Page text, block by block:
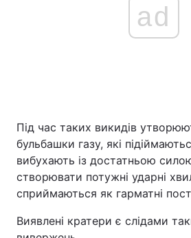
ad
Під час таких викидів
бульбашки газу, які
вибухають із достатньою
створювати потужні ударні
сприймаються як гарматні
Виявлені кратери є слідами